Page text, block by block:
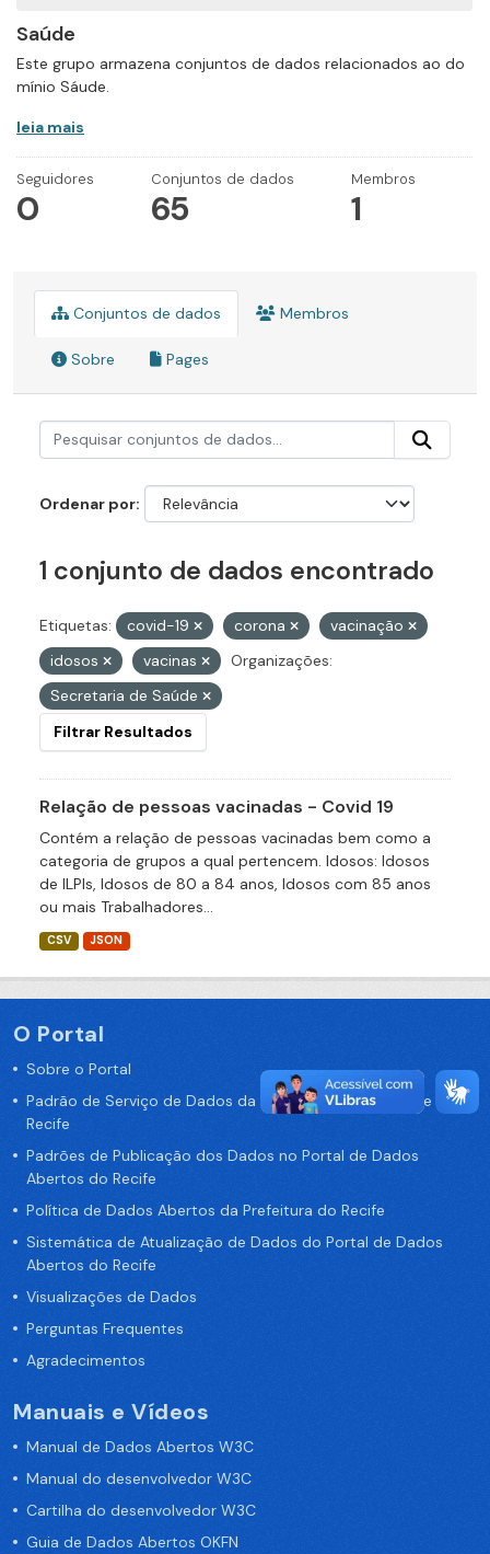
Saúde
Este grupo armazena conjuntos de dados relacionados ao do
mínio Sáude.
leia mais
Seguidores
0
Conjuntos de dados
65
Membros
1
Conjuntos de dados Membros
Sobre Pages
Ordenar por
1 conjunto de dados encontrado
Etiquetas: covid-19 corona
vacinação
idosos
vacinas
Organizações:
Secretaria de Saúde
Filtrar Resultados
Relação de pessoas vacinadas - Covid 19
Contém a relação de pessoas vacinadas bem como a
categoria de grupos a qual pertencem. Idosos: Idosos
de ILPIs, Idosos de 80 a 84 anos, Idosos com 85 anos
ou mais Trabalhadores...
CSV JSON
O Portal
Sobre o Portal
Padrão de Serviço de Dados da Prefeitura da Cidade de
Recife
Padrões de Publicação dos Dados no Portal de Dados
Abertos do Recife
Política de Dados Abertos da Prefeitura do Recife
Sistemática de Atualização de Dados do Portal de Dados
Abertos do Recife
Visualizações de Dados
Perguntas Frequentes
Agradecimentos
Manuais e Vídeos
Manual de Dados Abertos W3C
Manual do desenvolvedor W3C
Cartilha do desenvolvedor W3C
Guia de Dados Abertos OKFN